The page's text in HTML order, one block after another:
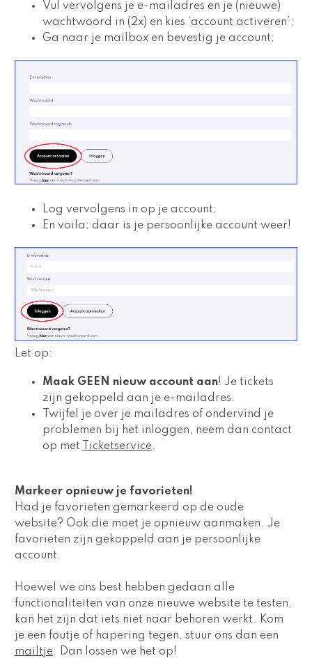
Vul vervolgens je e-mailadres en je (nieuwe)
wachtwoord in (2x) en kies ‘account activeren’;
Ga naar je mailbox en bevestig je account;
Log vervolgens in op je account;
En voila; daar is je persoonlijke account weer!
Let op:
Maak GEEN nieuw account aan! Je tickets
zijn gekoppeld aan je e-mailadres.
Twijfel je over je mailadres of ondervind je
problemen bij het inloggen, neem dan contact
op met Ticketservice.
Markeer opnieuw je favorieten!
Had je favorieten gemarkeerd op de oude
website? Ook die moet je opnieuw aanmaken. Je
favorieten zijn gekoppeld aan je persoonlijke
account.
Hoewel we ons best hebben gedaan alle
functionaliteiten van onze nieuwe website te testen,
kan het zijn dat iets niet naar behoren werkt. Kom
je een foutje of hapering tegen, stuur ons dan een
mailtje. Dan lossen we het op!